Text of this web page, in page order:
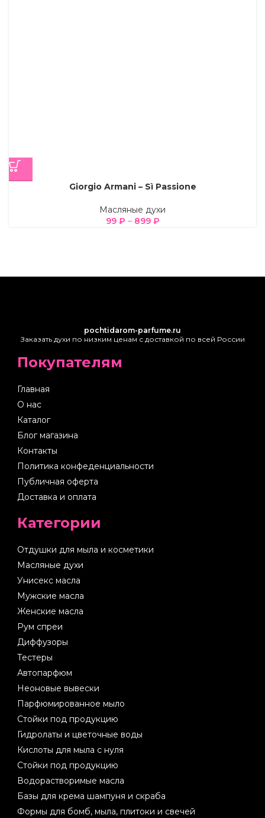
Giorgio Armani – Sì Passione
Масляные духи
99 ₽ – 899 ₽
pochtidarom-parfume.ru
Заказать духи по низким ценам с доставкой по всей России
Покупателям
Главная
О нас
Каталог
Блог магазина
Контакты
Политика конфеденциальности
Публичная оферта
Доставка и оплата
Категории
Отдушки для мыла и косметики
Масляные духи
Унисекс масла
Мужские масла
Женские масла
Рум спреи
Диффузоры
Тестеры
Автопарфюм
Неоновые вывески
Парфюмированное мыло
Стойки под продукцию
Гидролаты и цветочные воды
Кислоты для мыла с нуля
Стойки под продукцию
Водорастворимые масла
Базы для крема шампуня и скраба
Формы для бомб, мыла, плитоки и свечей